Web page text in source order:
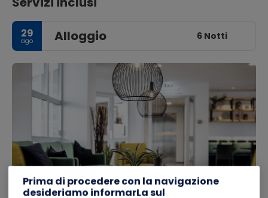
29
ago Alloggio 6 Notti
Prima di procedere con la navigazione
desideriamo informarLa sul